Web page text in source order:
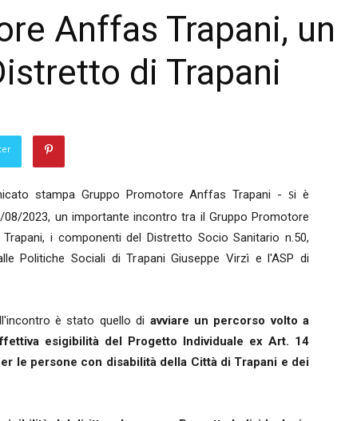
Anffas Trapani,
di Trapani
stampa Gruppo Promotore Anffas Trapani -Si è
08/2023, un importante incontro tra il Gruppo Promotore
i componenti del Distretto Socio Sanitario n.50,
Politiche Sociali di Trapani Giuseppe Virzì e l'ASP di
è stato quello di avviare un percorso volto a
esigibilità del Progetto Individuale ex Art. 14
le persone con disabilità della Città di Trapani e dei